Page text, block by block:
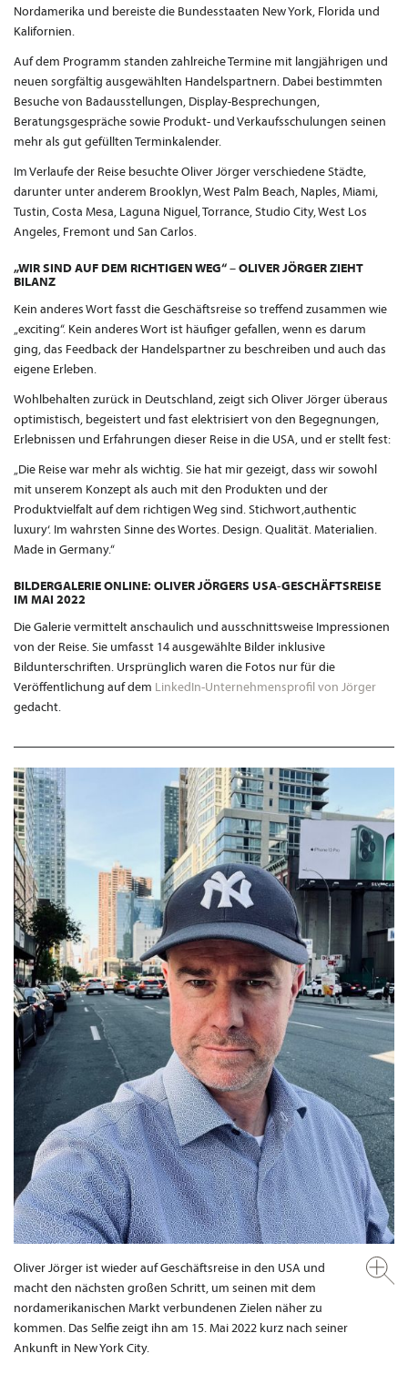
Nordamerika und bereiste die Bundesstaaten New York, Florida und
Kalifornien.
Auf dem Programm standen zahlreiche Termine mit langjährigen und
neuen sorgfältig ausgewählten Handelspartnern. Dabei bestimmten
Besuche von Badausstellungen, Display-Besprechungen,
Beratungsgespräche sowie Produkt- und Verkaufsschulungen seinen
mehr als gut gefüllten Terminkalender.
Im Verlaufe der Reise besuchte Oliver Jörger verschiedene Städte,
darunter unter anderem Brooklyn, West Palm Beach, Naples, Miami,
Tustin, Costa Mesa, Laguna Niguel, Torrance, Studio City, West Los
Angeles, Fremont und San Carlos.
„WIR SIND AUF DEM RICHTIGEN WEG“ – OLIVER JÖRGER ZIEHT
BILANZ
Kein anderes Wort fasst die Geschäftsreise so treffend zusammen wie
„exciting“. Kein anderes Wort ist häufiger gefallen, wenn es darum
ging, das Feedback der Handelspartner zu beschreiben und auch das
eigene Erleben.
Wohlbehalten zurück in Deutschland, zeigt sich Oliver Jörger überaus
optimistisch, begeistert und fast elektrisiert von den Begegnungen,
Erlebnissen und Erfahrungen dieser Reise in die USA, und er stellt fest:
„Die Reise war mehr als wichtig. Sie hat mir gezeigt, dass wir sowohl
mit unserem Konzept als auch mit den Produkten und der
Produktvielfalt auf dem richtigen Weg sind. Stichwort ‚authentic
luxury‘. Im wahrsten Sinne des Wortes. Design. Qualität. Materialien.
Made in Germany.“
BILDERGALERIE ONLINE: OLIVER JÖRGERS USA-GESCHÄFTSREISE
IM MAI 2022
Die Galerie vermittelt anschaulich und ausschnittsweise Impressionen
von der Reise. Sie umfasst 14 ausgewählte Bilder inklusive
Bildunterschriften. Ursprünglich waren die Fotos nur für die
Veröffentlichung auf dem LinkedIn-Unternehmensprofil von Jörger
gedacht.
Oliver Jörger ist wieder auf Geschäftsreise in den USA und
macht den nächsten großen Schritt, um seinen mit dem
nordamerikanischen Markt verbundenen Zielen näher zu
kommen. Das Selfie zeigt ihn am 15. Mai 2022 kurz nach seiner
Ankunft in New York City.